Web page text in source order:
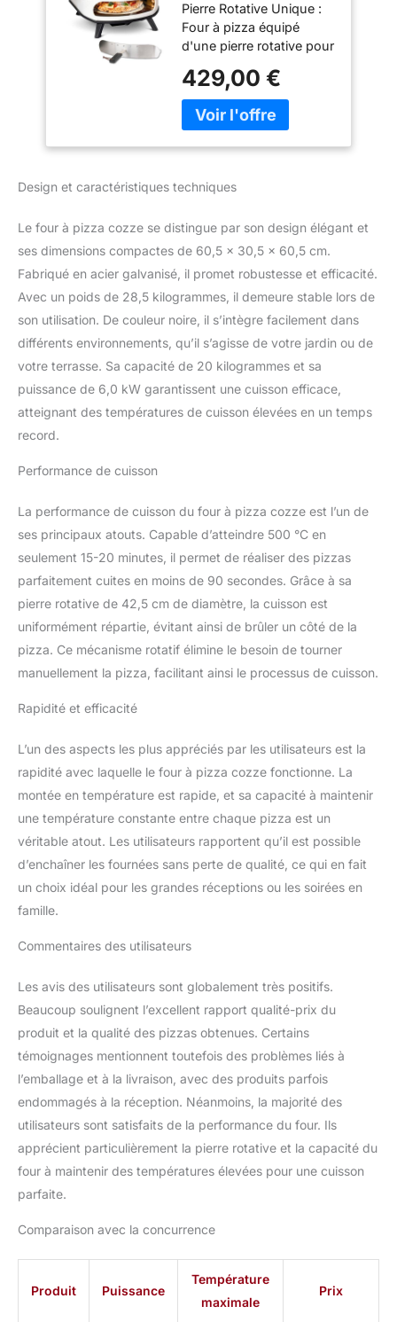
Puissance 6,0 kW,
Cuisson Parfaite
des Pizzas Ø42.5
cm, Thermomètre
Intégré, Acier
Galvanisé
Pierre Rotative Unique :
Four à pizza équipé
d'une pierre rotative pour
chaleur uniforme et une
croûte croustillante à
chaque fois Haute
forme de U qui suivent la
préchauffage rapide et
une cuisson en
seulement 2 minutes
Capacité pour des pizzas
jusqu'à Ø42.5 cm, avec
une ouverture avant de
44.5x10.5 cm pour une
manipulation aisée
Température :
parfaite Conception
Durable et Pratique :
galvanisé avec
revêtement en poudre,
comprend un moteur
alimenté par batterie
pour la rotation de la
429,00 €
Design et caractéristiques techniques
Le four à pizza cozze se distingue par son design élégant et
ses dimensions compactes de 60,5 x 30,5 x 60,5 cm.
Fabriqué en acier galvanisé, il promet robustesse et efficacité.
Avec un poids de 28,5 kilogrammes, il demeure stable lors de
son utilisation. De couleur noire, il s’intègre facilement dans
différents environnements, qu’il s’agisse de votre jardin ou de
votre terrasse. Sa capacité de 20 kilogrammes et sa
puissance de 6,0 kW garantissent une cuisson efficace,
atteignant des températures de cuisson élevées en un temps
record.
Performance de cuisson
La performance de cuisson du four à pizza cozze est l’un de
ses principaux atouts. Capable d’atteindre 500 °C en
seulement 15-20 minutes, il permet de réaliser des pizzas
parfaitement cuites en moins de 90 secondes. Grâce à sa
pierre rotative de 42,5 cm de diamètre, la cuisson est
uniformément répartie, évitant ainsi de brûler un côté de la
pizza. Ce mécanisme rotatif élimine le besoin de tourner
manuellement la pizza, facilitant ainsi le processus de cuisson.
Rapidité et efficacité
L’un des aspects les plus appréciés par les utilisateurs est la
rapidité avec laquelle le four à pizza cozze fonctionne. La
montée en température est rapide, et sa capacité à maintenir
une température constante entre chaque pizza est un
véritable atout. Les utilisateurs rapportent qu’il est possible
d’enchaîner les fournées sans perte de qualité, ce qui en fait
un choix idéal pour les grandes réceptions ou les soirées en
famille.
Commentaires des utilisateurs
Les avis des utilisateurs sont globalement très positifs.
Beaucoup soulignent l’excellent rapport qualité-prix du
produit et la qualité des pizzas obtenues. Certains
témoignages mentionnent toutefois des problèmes liés à
l’emballage et à la livraison, avec des produits parfois
endommagés à la réception. Néanmoins, la majorité des
utilisateurs sont satisfaits de la performance du four. Ils
apprécient particulièrement la pierre rotative et la capacité du
four à maintenir des températures élevées pour une cuisson
parfaite.
Comparaison avec la concurrence
Produit Puissance
Température
maximale
Prix